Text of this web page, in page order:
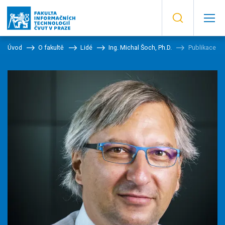
Úvod O fakultě Lidé Ing. Michal Šoch, Ph.D. Publikace